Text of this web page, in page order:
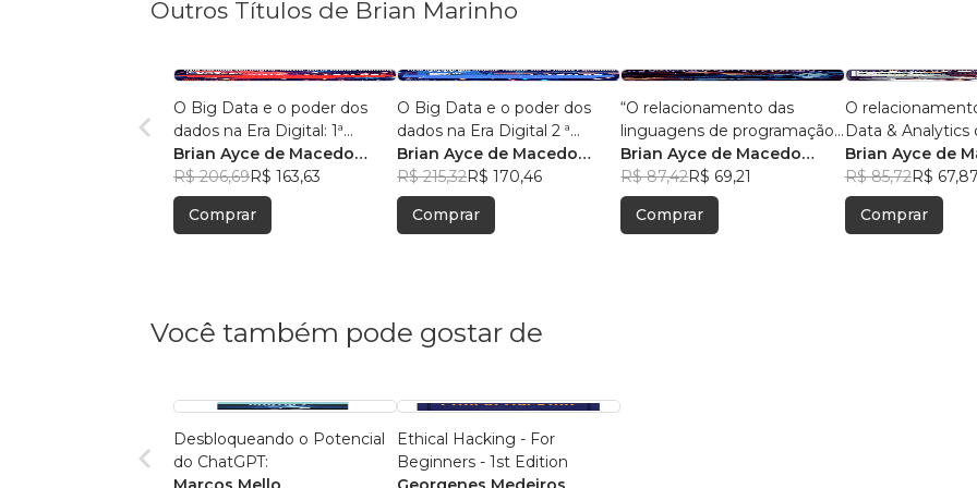
Outros Títulos de Brian Marinho
O Big Data e o poder dos
dados na Era Digital: 1ª
Edição.
Brian Ayce de Macedo
Marinho
R$ 206,69R$ 163,63
Comprar
O Big Data e o poder dos
dados na Era Digital 2 ª
Edição:
Brian Ayce de Macedo
Marinho
R$ 215,32R$ 170,46
Comprar
“O relacionamento das
linguagens de programação
com o big data e analytics.”
Brian Ayce de Macedo
Marinho
R$ 87,42R$ 69,21
Comprar
O
Data & Analytics
Com 50
respostas.
Brian Ayce de
Marinho
R$ 85,72R$ 67,87
Comprar
Você também pode gostar de
Desbloqueando o Potencial
do ChatGPT:
Ethical Hacking - For
Beginners - 1st Edition